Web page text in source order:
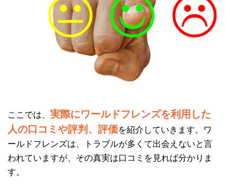
ここでは、 実際にワールドフレンズを利用した
人の口コミや評判、評価を紹介していきます。ワ
ールドフレンズは、トラブルが多くて出会えないと言
われていますが、その真実は口コミを見れば分かりま
す。